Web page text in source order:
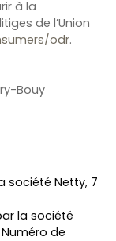
à la
de l’Union
odr.
Bouy
société Netty, 7
la société
Numéro de